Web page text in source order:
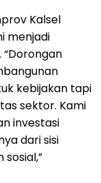
Kalsel
menjadi
kebijakan tapi
sektor. Kami
investasi
dari sisi